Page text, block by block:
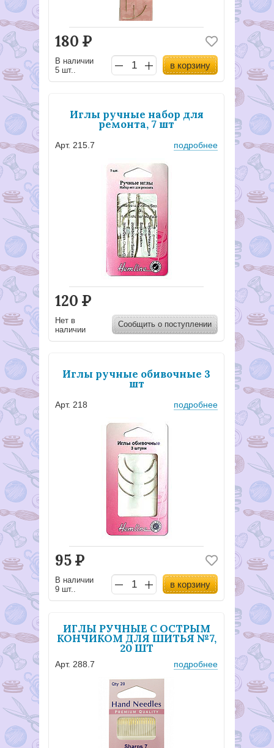
180 Р
В наличии
5 шт..
в корзину
Иглы ручные набор для
ремонта, 7 шт
Арт. 215.7 подробнее
120 Р
Нет в
наличии
Сообщить о поступлении
Иглы ручные обивочные 3
шт
Арт. 218 подробнее
95Р
В наличии
9 шт..
в корзину
ИГЛЫ РУЧНЫЕ С ОСТРЫМ
КОНЧИКОМ ДЛЯ ШИТЬЯ №7,
20 ШТ
Арт. 288.7 подробнее